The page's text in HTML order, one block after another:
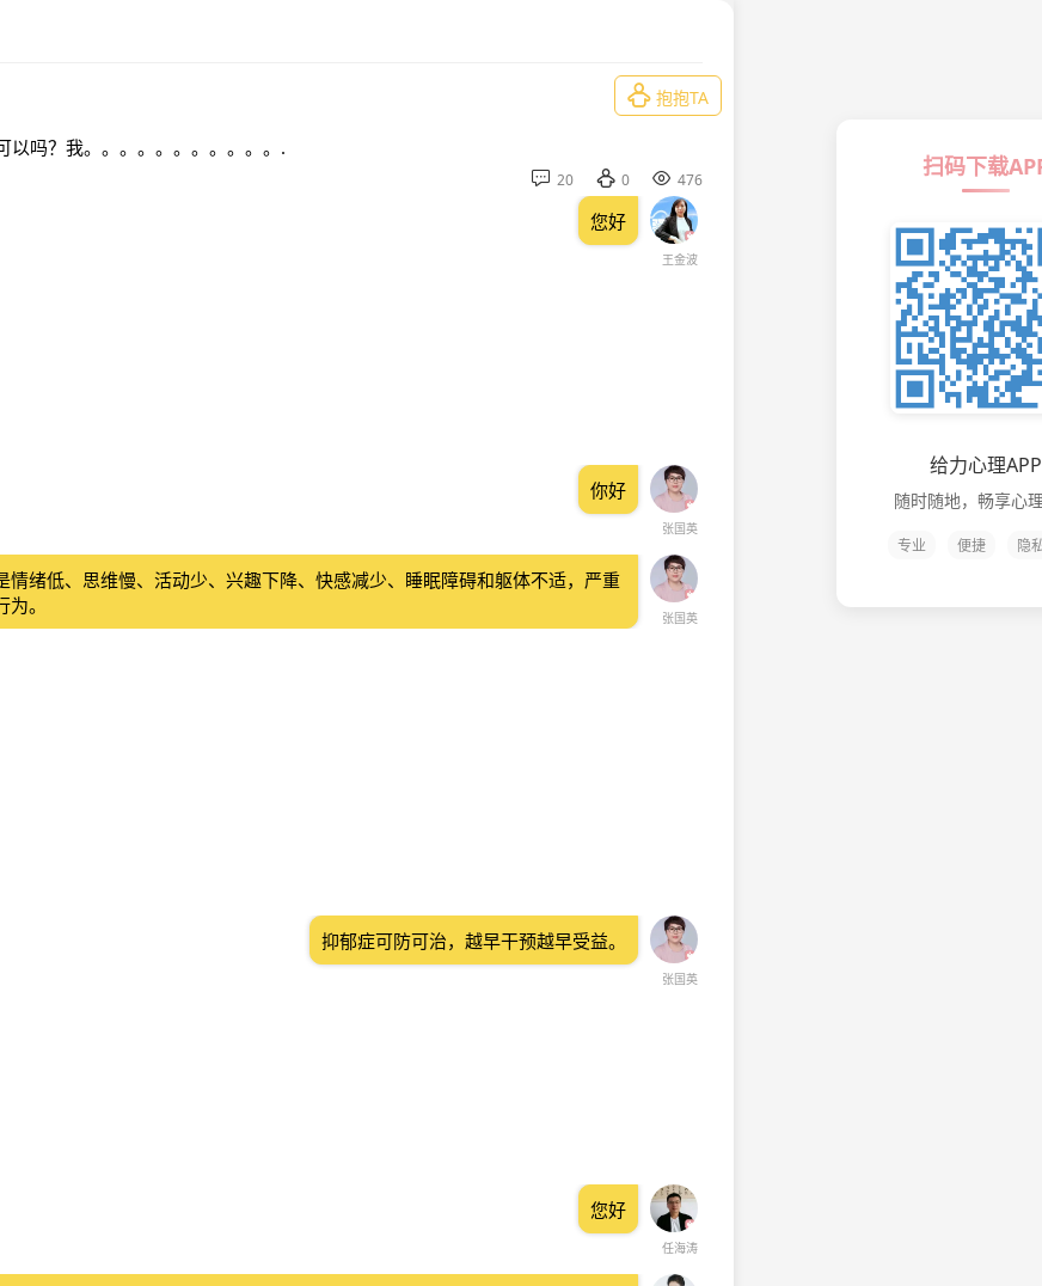
 抱抱TA
以吗？我。。。。。。。。。。。.
 20  0  476
王金波
您好
张国英
你好
张国英
情绪低、思维慢、活动少、兴趣下降、快感减少、睡眠障碍和躯体不适，严重
。
张国英
抑郁症可防可治，越早干预越早受益。
任海涛
您好
扫码下载
给力心理APP
随时随地，畅享心
专业 便捷 隐